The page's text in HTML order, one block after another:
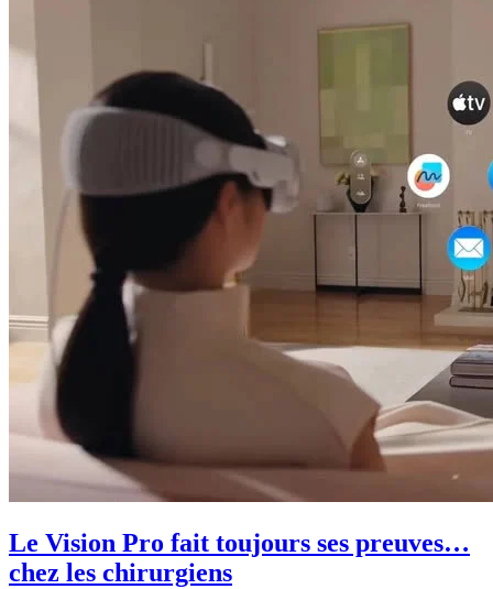
Le Vision Pro fait toujours ses preuves…
chez les chirurgiens